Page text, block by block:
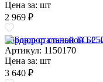
Цена за: шт
2 969 ₽
Бордюр стальной БС-
Артикул: 1150170
Цена за: шт
3 640 ₽